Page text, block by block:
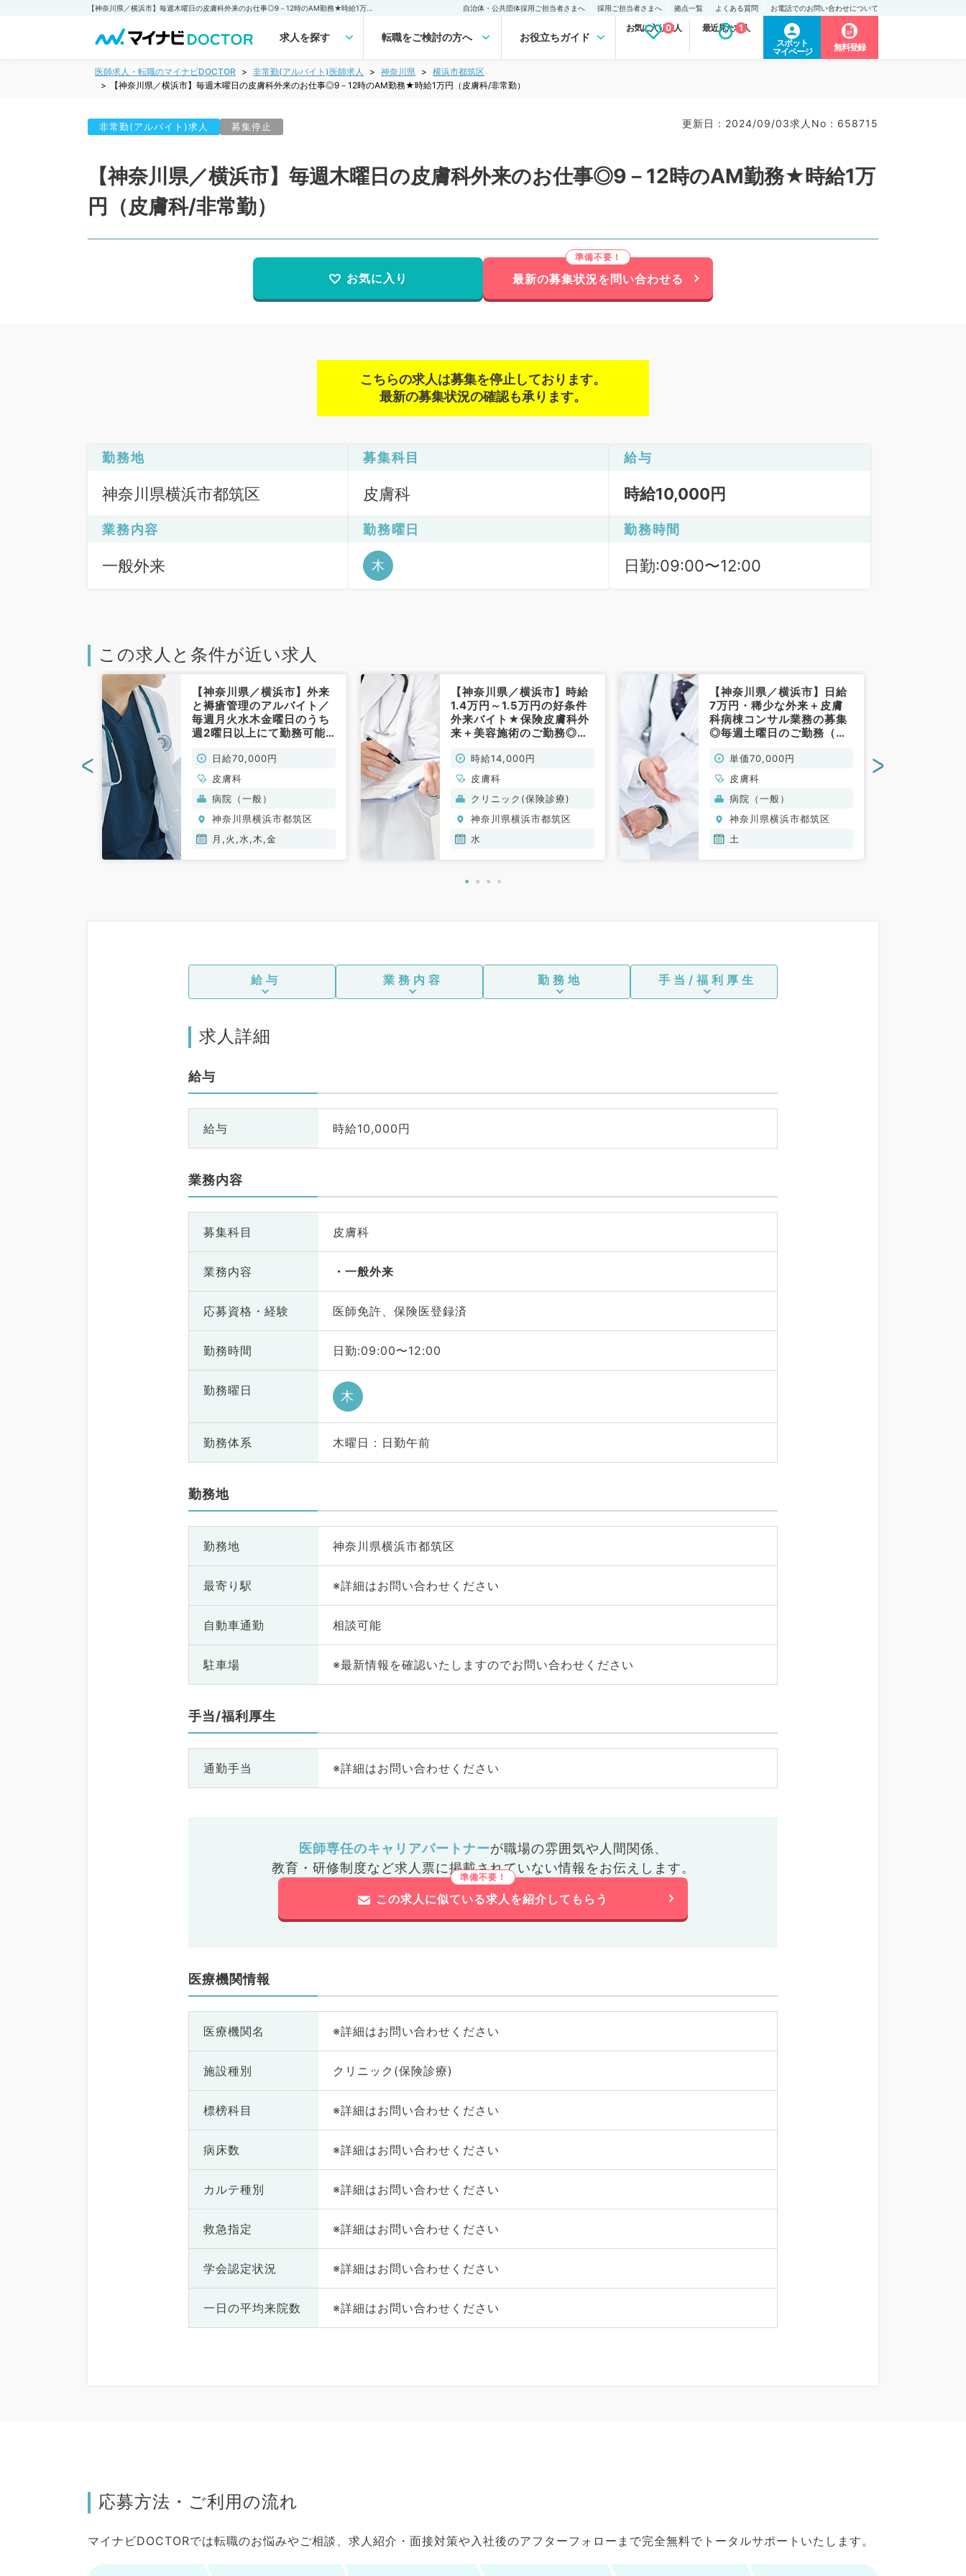
自治体・公共団体採用ご担当者さまへ 採用ご担当者さまへ 拠点一覧 よくある質問 お電話でのお問い合わせについて
求人を探す 転職をご検討の方へ お役立ちガイド
お気に入り求人
0 最近見た求人
1
スポット
マイページ
無料登録
医師求人・転職のマイナビDOCTOR 非常勤(アルバイト)医師求人 神奈川県
横浜市都筑区
【神奈川県／横浜市】毎週木曜日の皮膚科外来のお仕事◎9－12時のAM勤務★時給1万円（皮膚科/非常勤）
非常勤(アルバイト)求人 募集停止 更新日 : 2024/09/03求人No : 658715
【神奈川県／横浜市】毎週木曜日の皮膚科外来のお仕事◎9－12時のAM勤務★時給1万
円（皮膚科/非常勤）
お気に入り 最新の募集状況を問い合わせる
こちらの求人は募集を停止しております。
最新の募集状況の確認も承ります。
勤務地
神奈川県横浜市都筑区
募集科目
皮膚科
給与
時給10,000円
業務内容
一般外来
勤務曜日
木
勤務時間
日勤:09:00〜12:00
この求人と条件が近い求人
【神奈川県／横浜市】外来
と褥瘡管理のアルバイト／
毎週月火水木金曜日のうち
週2曜日以上にて勤務可能
病院で皮膚科医として勤務
したい方におススメです！
（皮膚科／非常勤）
日給70,000円
皮膚科
病院（一般）
神奈川県横浜市都筑区
月,火,水,木,金
【神奈川県／横浜市】時給
1.4万円～1.5万円の好条件
外来バイト★保険皮膚科外
来＋美容施術のご勤務◎毎
非常勤）
時給14,000円
皮膚科
クリニック(保険診療)
神奈川県横浜市都筑区
水
【神奈川県／横浜市】日給
7万円・稀少な外来＋皮膚
科病棟コンサル業務の募集
◎毎週土曜日のご勤務（皮
単価70,000円
皮膚科
病院（一般）
神奈川県横浜市都筑区
土
< >
給与 業務内容 勤務地 手当/福利厚生
求人詳細
給与
給与 時給10,000円
業務内容
募集科目 皮膚科
業務内容 一般外来
応募資格・ 経験 医師免許、保険医登録済
勤務時間 日勤:09:00〜12:00
勤務曜日 木
勤務体系 木曜日 : 日勤午前
勤務地
勤務地 神奈川県横浜市都筑区
最寄り駅 ※詳細はお問い合わせください
自動車通勤 相談可能
駐車場 ※最新情報を確認いたしますのでお問い合わせください
手当/福利厚生
通勤手当 ※詳細はお問い合わせください
医師専任のキャリアパートナーが職場の雰囲気や人間関係、
教育・研修制度など求人票に掲載されていない情報をお伝えします。
この求人に似ている求人を紹介してもらう
医療機関情報
医療機関名 ※詳細はお問い合わせください
施設種別 クリニック(保険診療)
標榜科目 ※詳細はお問い合わせください
病床数 ※詳細はお問い合わせください
カルテ種別 ※詳細はお問い合わせください
救急指定 ※詳細はお問い合わせください
学会認定状況 ※詳細はお問い合わせください
一日の平均来院数 ※詳細はお問い合わせください
応募方法・ご利用の流れ
マイナビDOCTORでは転職のお悩みやご相談、求人紹介・面接対策や入社後のアフターフォローまで完全無料でトータルサポートいたします。